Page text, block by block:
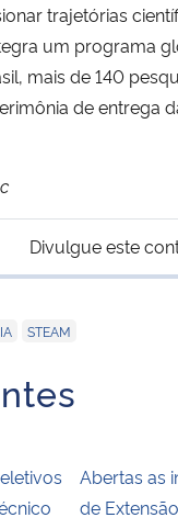
trajetórias
um programa
mais de 140
de entrega
Divulgue este
STEAM
Abertas as
de